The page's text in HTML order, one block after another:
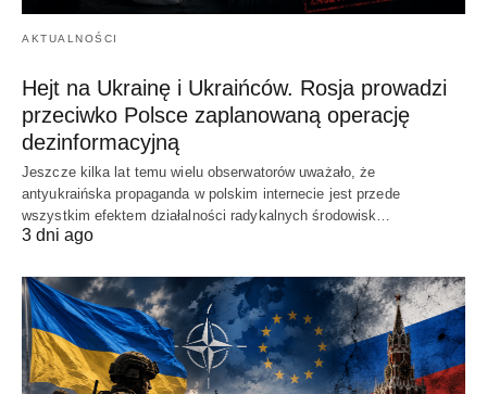
AKTUALNOŚCI
Hejt na Ukrainę i Ukraińców. Rosja prowadzi
przeciwko Polsce zaplanowaną operację
dezinformacyjną
Jeszcze kilka lat temu wielu obserwatorów uważało, że
antyukraińska propaganda w polskim internecie jest przede
wszystkim efektem działalności radykalnych środowisk…
3 dni ago